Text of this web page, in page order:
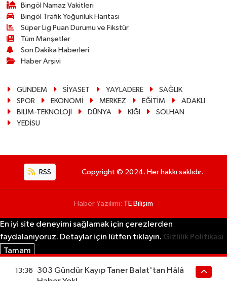
Bingöl Namaz Vakitleri
Bingöl Trafik Yoğunluk Haritası
Süper Lig Puan Durumu ve Fikstür
Tüm Manşetler
Son Dakika Haberleri
Haber Arşivi
GÜNDEM SİYASET YAYLADERE
SAĞLIK
SPOR
EKONOMİ MERKEZ EĞİTİM
ADAKLI
BİLİM-TEKNOLOJİ
DÜNYA KİĞI
SOLHAN
YEDİSU
RSS Copyright © 2024. Her hakkı saklıdır.
Haber Yazılımı: TE Bilişim
En iyi site deneyimi sağlamak için çerezlerden
faydalanıyoruz. Detaylar için lütfen tıklayın. Gizlilik Politikası
Tamam
13:36
303 Gündür Kayıp Taner Balat'tan Hâlâ